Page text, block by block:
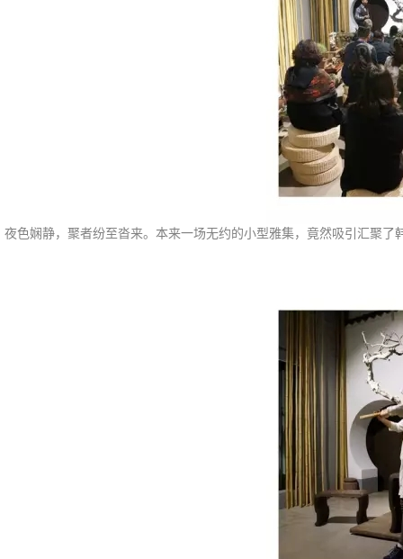
夜色娴静，聚者纷至沓来。本来一场无约的小型雅集，竟然吸引汇聚